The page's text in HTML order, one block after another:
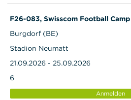
F26-083, Swisscom Football Camp
Burgdorf (BE)
Stadion Neumatt
21.09.2026 - 25.09.2026
6
Anmelden